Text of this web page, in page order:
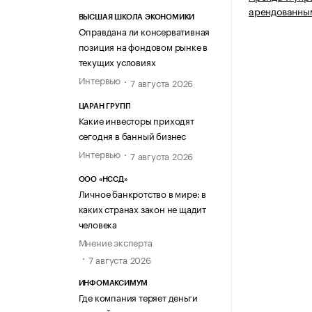
ВЫСШАЯ ШКОЛА ЭКОНОМИКИ
Оправдана ли консервативная
позиция на фондовом рынке в
текущих условиях
Интервью
7 августа 2026
ЦАРАН ГРУПП
Какие инвесторы приходят
сегодня в банный бизнес
Интервью
7 августа 2026
ООО «НССД»
Личное банкротство в мире: в
каких странах закон не щадит
человека
Мнение эксперта
7 августа 2026
ИНФОМАКСИМУМ
Где компания теряет деньги